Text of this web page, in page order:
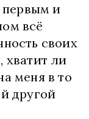
первым и
всё
своих
хватит ли
меня в то
другой